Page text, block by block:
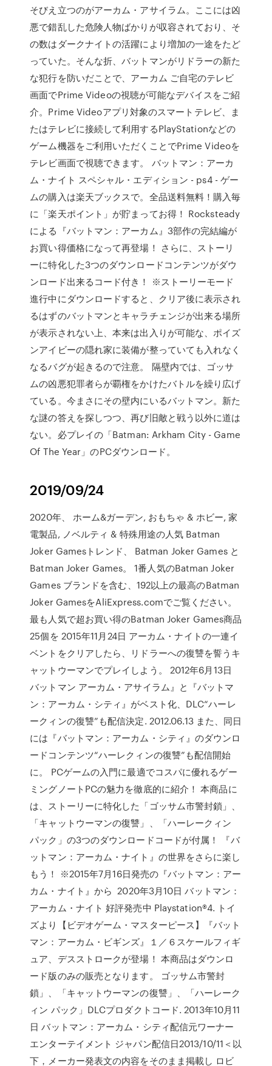
そびえ立つのがアーカム・アサイラム。ここには凶
悪で錯乱した危険人物ばかりが収容されており、そ
の数はダークナイトの活躍により増加の一途をたど
っていた。そんな折、バットマンがリドラーの新た
な犯行を防いだことで、アーカム ご自宅のテレビ
画面でPrime Videoの視聴が可能なデバイスをご紹
介。Prime Videoアプリ対象のスマートテレビ、ま
たはテレビに接続して利用するPlayStationなどの
ゲーム機器をご利用いただくことでPrime Videoを
テレビ画面で視聴できます。 バットマン：アーカ
ム・ナイト スペシャル・エディション - ps4 - ゲー
ムの購入は楽天ブックスで。全品送料無料！購入毎
に「楽天ポイント」が貯まってお得！ Rocksteady
による『バットマン：アーカム』3部作の完結編が
お買い得価格になって再登場！ さらに、ストーリ
ーに特化した3つのダウンロードコンテンツがダウ
ンロード出来るコード付き！ ※ストーリーモード
進行中にダウンロードすると、クリア後に表示され
るはずのバットマンとキャラチェンジが出来る場所
が表示されない上、本来は出入りが可能な、ポイズ
ンアイビーの隠れ家に装備が整っていても入れなく
なるバグが起きるので注意。 隔壁内では、ゴッサ
ムの凶悪犯罪者らが覇権をかけたバトルを繰り広げ
ている。今まさにその壁内にいるバットマン。新た
な謎の答えを探しつつ、再び旧敵と戦う以外に道は
ない。必プレイの「Batman: Arkham City - Game
Of The Year」のPCダウンロード。
2019/09/24
2020年、 ホーム&ガーデン, おもちゃ & ホビー, 家
電製品, ノベルティ & 特殊用途の人気 Batman
Joker Gamesトレンド、 Batman Joker Games と
Batman Joker Games。 1番人気のBatman Joker
Games ブランドを含む、192以上の最高のBatman
Joker GamesをAliExpress.comでご覧ください。
最も人気で超お買い得のBatman Joker Games商品
25個を 2015年11月24日 アーカム・ナイトの一連イ
ベントをクリアしたら、リドラーへの復讐を誓うキ
ャットウーマンでプレイしよう。 2012年6月13日
バットマン アーカム・アサイラム』と『バットマ
ン：アーカム・シティ』がベスト化、DLC“ハーレ
ークィンの復讐”も配信決定. 2012.06.13 また、同日
には『バットマン：アーカム・シティ』のダウンロ
ードコンテンツ“ハーレクィンの復讐”も配信開始
に。 PCゲームの入門に最適でコスパに優れるゲー
ミングノートPCの魅力を徹底的に紹介！ 本商品に
は、ストーリーに特化した「ゴッサム市警封鎖」、
「キャットウーマンの復讐」、「ハーレークィン
パック」の3つのダウンロードコードが付属！ 『バ
ットマン：アーカム・ナイト』の世界をさらに楽し
もう！ ※2015年7月16日発売の『バットマン：アー
カム・ナイト』から 2020年3月10日 バットマン：
アーカム・ナイト 好評発売中 Playstation®4. トイ
ズより【ビデオゲーム・マスターピース】『バット
マン：アーカム・ビギンズ』１／６スケールフィギ
ュア、デスストロークが登場！ 本商品はダウンロ
ード版のみの販売となります。 ゴッサム市警封
鎖」、「キャットウーマンの復讐」、「ハーレーク
ィン パック」DLCプロダクトコード. 2013年10月11
日 バットマン：アーカム・シティ配信元ワーナー
エンターテイメント ジャパン配信日2013/10/11＜以
下，メーカー発表文の内容をそのまま掲載し ロビ